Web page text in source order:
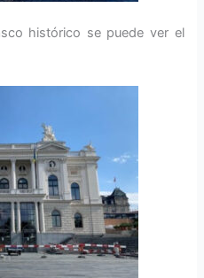
histórico se puede ver el